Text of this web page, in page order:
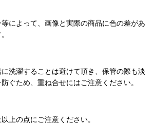
等によって、画像と実際の商品に色の差があ
に洗濯することは避けて頂き、保管の際も淡
ぐため、重ね合せにはご注意ください。
上の点にご注意ください。